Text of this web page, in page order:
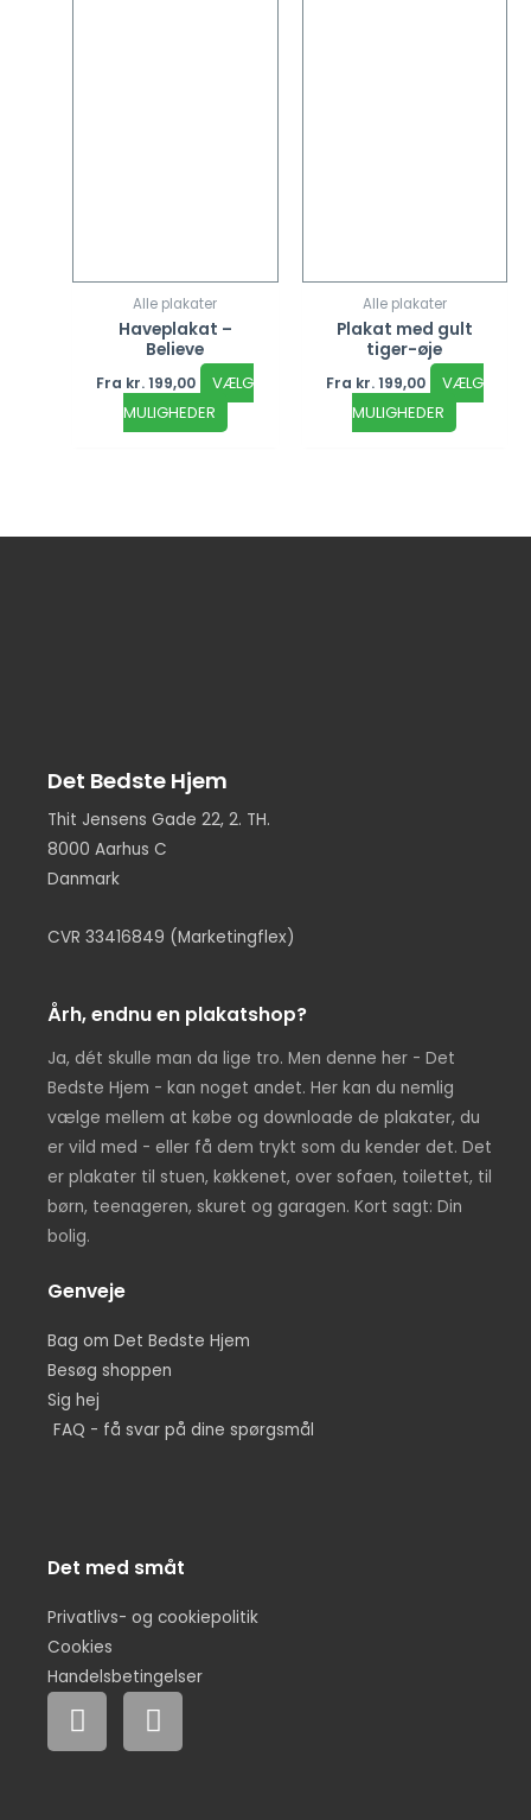
Alle plakater
Haveplakat –
Believe
Fra kr.199,00
VÆLG
MULIGHEDER
Alle plakater
Plakat med gult
tiger-øje
Fra kr.199,00
VÆLG
MULIGHEDER
Det Bedste Hjem
Thit Jensens Gade 22, 2. TH.
8000 Aarhus C
Danmark
CVR 33416849 (Marketingflex)
Årh, endnu en plakatshop?
Ja, dét skulle man da lige tro. Men denne her - Det
Bedste Hjem - kan noget andet. Her kan du nemlig
vælge mellem at købe og downloade de plakater, du
er vild med - eller få dem trykt som du kender det. Det
er plakater til stuen, køkkenet, over sofaen, toilettet, til
børn, teenageren, skuret og garagen. Kort sagt: Din
bolig.
Genveje
Bag om Det Bedste Hjem
Besøg shoppen
Sig hej
FAQ - få svar på dine spørgsmål
Det med småt
Privatlivs- og cookiepolitik
Cookies
Handelsbetingelser
F
a
c
I
n
s